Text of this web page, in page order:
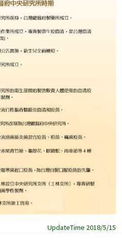
UpdateTime 2018/5/15